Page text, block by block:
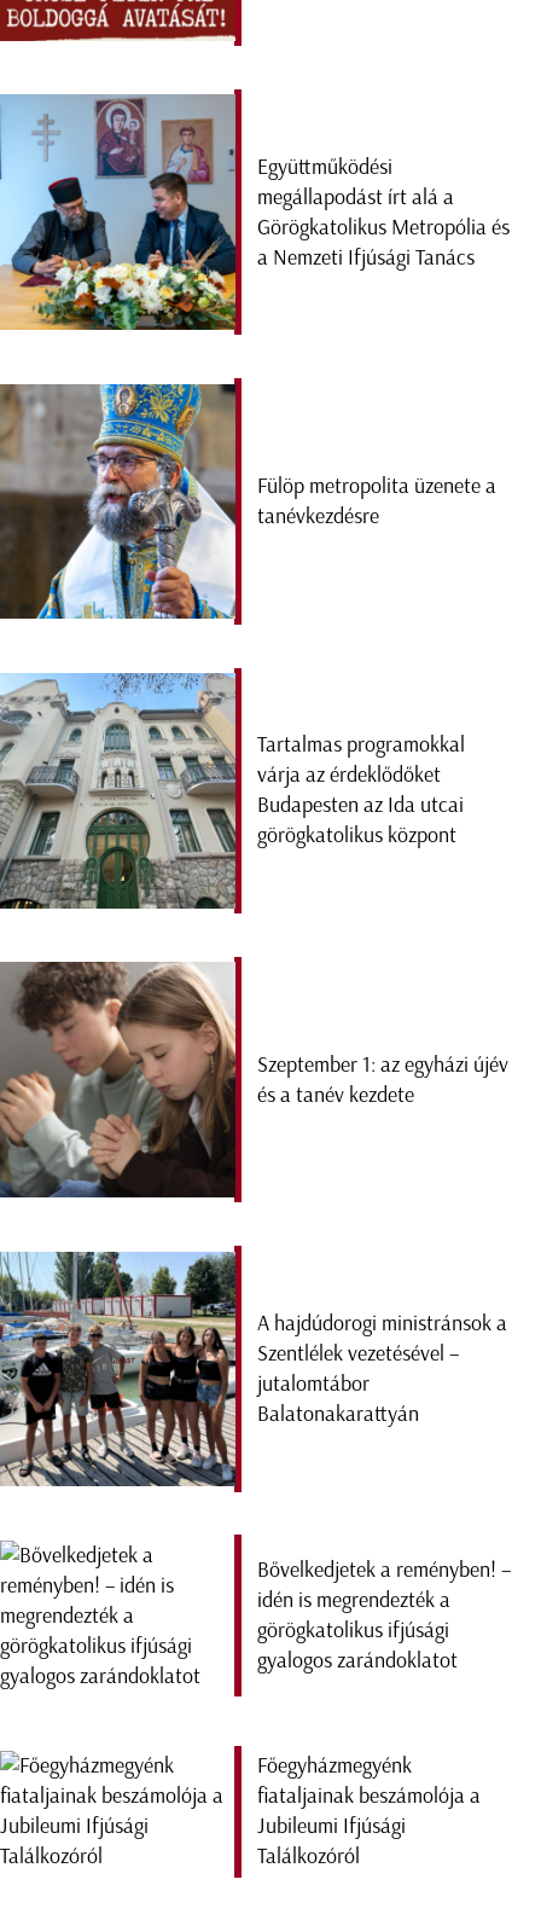
Együttműködési
megállapodást írt alá a
Görögkatolikus Metropólia és
a Nemzeti Ifjúsági Tanács
Fülöp metropolita üzenete a
tanévkezdésre
Tartalmas programokkal
várja az érdeklődőket
Budapesten az Ida utcai
görögkatolikus központ
Szeptember 1: az egyházi újév
és a tanév kezdete
A hajdúdorogi ministránsok a
Szentlélek vezetésével –
jutalomtábor
Balatonakarattyán
Bővelkedjetek a reményben! –
idén is megrendezték a
görögkatolikus ifjúsági
gyalogos zarándoklatot
Főegyházmegyénk
fiataljainak beszámolója a
Jubileumi Ifjúsági
Találkozóról